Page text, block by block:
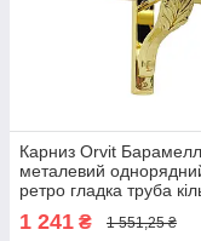
Карниз Orvit
металевий
ретро гладка труба
240 см (00-00021705)
1 241 ₴ 1 551,25 ₴